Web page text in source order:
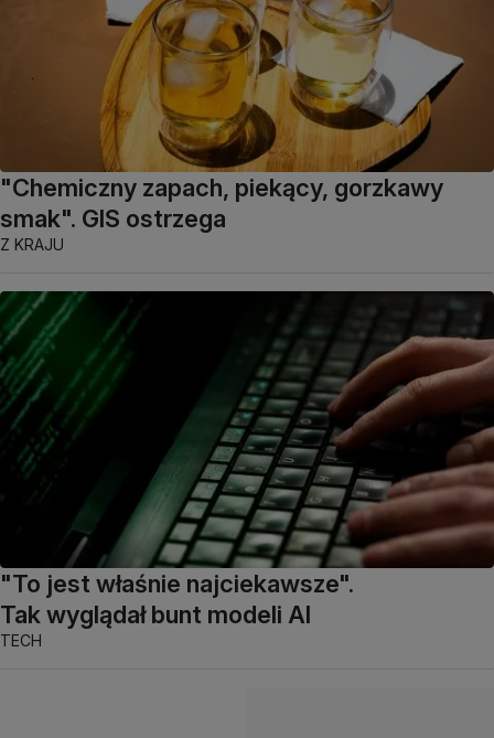
"Chemiczny zapach, piekący, gorzkawy
smak". GIS ostrzega
Z KRAJU
"To jest właśnie najciekawsze".
Tak wyglądał bunt modeli AI
TECH